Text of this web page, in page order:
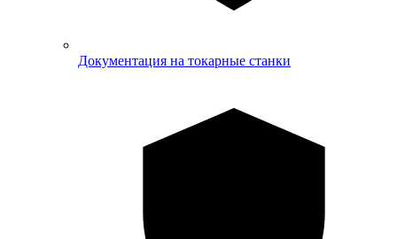
Документация на токарные станки